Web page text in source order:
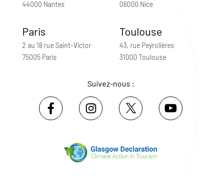
44000 Nantes
06000 Nice
Paris
2 au 18 rue Saint-Victor
75005 Paris
Toulouse
43, rue Peyrolières
31000 Toulouse
Suivez-nous :